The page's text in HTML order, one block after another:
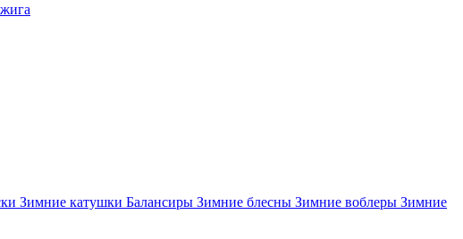
Зимние катушки Балансиры Зимние блесны Зимние воблеры Зимние